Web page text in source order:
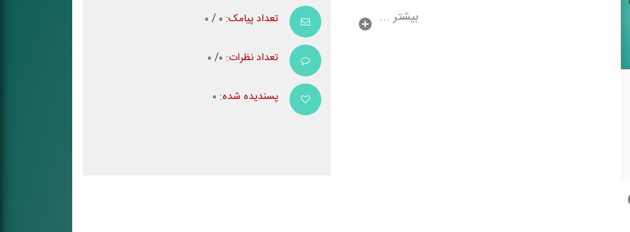
بیشتر ... تعداد پیامک:
تعداد نظرات:
پسندیده شده: